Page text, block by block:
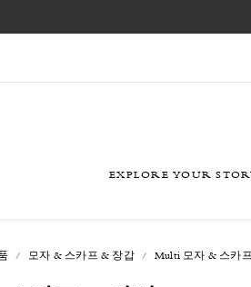
EXPLORE YOUR
모자 & 스카프 & 장갑 Multi 모자 & 스카